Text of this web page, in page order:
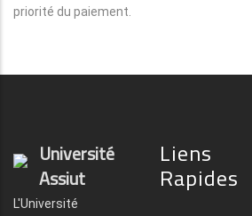
priorité du paiement.
Université
Assiut
L'Université
Liens
Rapides